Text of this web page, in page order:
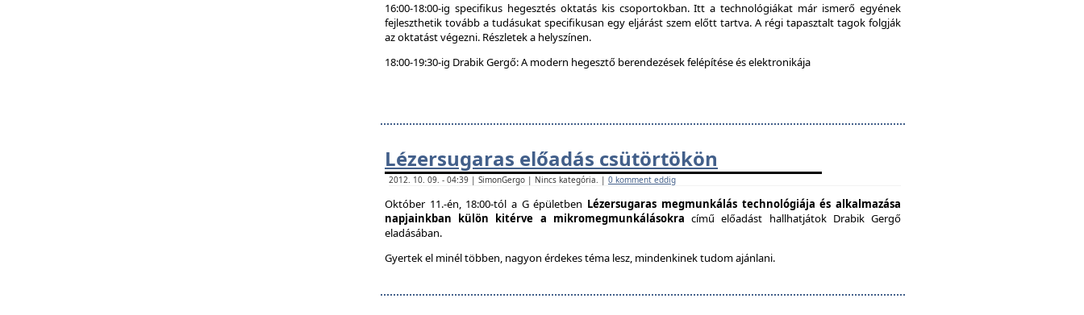
16:00-18:00-ig specifikus hegesztés oktatás kis csoportokban. Itt a technológiákat már ismerő egyének
fejleszthetik tovább a tudásukat specifikusan egy eljárást szem előtt tartva. A régi tapasztalt tagok folgják
az oktatást végezni. Részletek a helyszínen.
18:00-19:30-ig Drabik Gergő: A modern hegesztő berendezések felépítése és elektronikája
Lézersugaras előadás csütörtökön
2012. 10. 09. - 04:39 | SimonGergo | Nincs kategória. | 0 komment eddig
Október 11.-én, 18:00-tól a G épületben Lézersugaras megmunkálás technológiája és alkalmazása
napjainkban külön kitérve a mikromegmunkálásokracímű előadást hallhatjátok Drabik Gergő
eladásában.
Gyertek el minél többen, nagyon érdekes téma lesz, mindenkinek tudom ajánlani.